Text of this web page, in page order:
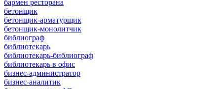
бармен ресторана
бетонщик
бетонщик-арматурщик
бетонщик-монолитчик
библиограф
библиотекарь
библиотекарь-библиограф
библиотекарь в офис
бизнес-администратор
бизнес-аналитик